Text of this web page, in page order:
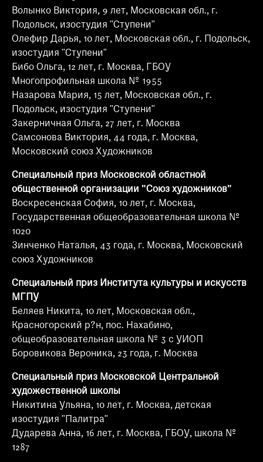
Волынко Виктория, 9 лет, Московская обл., г.
Подольск, изостудия "Ступени"
Олефир Дарья, 10 лет, Московская обл., г. Подольск,
изостудия "Ступени"
Бибо Ольга, 12 лет, г. Москва, ГБОУ
Многопрофильная школа № 1955
Назарова Мария, 15 лет, Московская обл., г.
Подольск, изостудия "Ступени"
Закерничная Ольга, 27 лет, г. Москва
Самсонова Виктория, 44 года, г. Москва,
Московский союз Художников
Специальный приз Московской областной
общественной организации "Союз художников"
Воскресенская София, 10 лет, г. Москва,
Государственная общеобразовательная школа №
1020
Зинченко Наталья, 43 года, г. Москва, Московский
союз Художников
Специальный приз Института культуры и искусств
МГПУ
Беляев Никита, 10 лет, Московская обл.,
Красногорский р?н, пос. Нахабино,
общеобразовательная школа № 3 с УИОП
Боровикова Вероника, 23 года, г. Москва
Специальный приз Московской Центральной
художественной школы
Никитина Ульяна, 10 лет, г. Москва, детская
изостудия "Палитра"
Дударева Анна, 16 лет, г. Москва, ГБОУ, школа №
1287